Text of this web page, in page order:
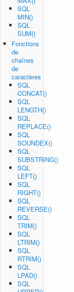
SQL
MIN()
SQL
SUM()
Fonctions
de
chaînes
de
caractères
SQL
CONCAT()
SQL
LENGTH()
SQL
REPLACE()
SQL
SOUNDEX()
SQL
SUBSTRING()
SQL
LEFT()
SQL
RIGHT()
SQL
REVERSE()
SQL
TRIM()
SQL
LTRIM()
SQL
RTRIM()
SQL
LPAD()
SQL